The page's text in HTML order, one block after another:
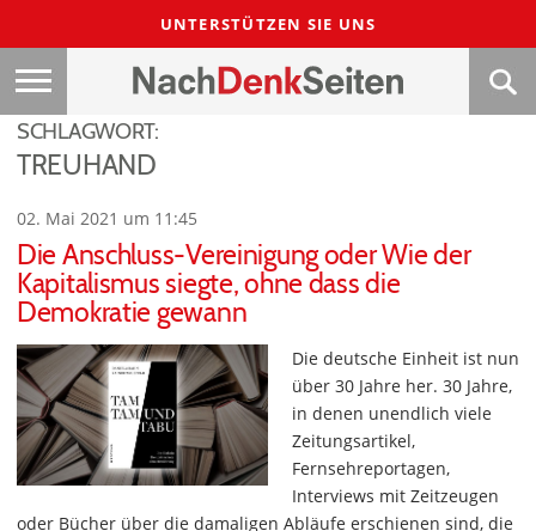
UNTERSTÜTZEN SIE UNS
SCHLAGWORT:
TREUHAND
02. Mai 2021 um 11:45
Die Anschluss-Vereinigung oder Wie der
Kapitalismus siegte, ohne dass die
Demokratie gewann
Die deutsche Einheit ist nun
über 30 Jahre her. 30 Jahre,
in denen unendlich viele
Zeitungsartikel,
Fernsehreportagen,
Interviews mit Zeitzeugen
oder Bücher über die damaligen Abläufe erschienen sind, die